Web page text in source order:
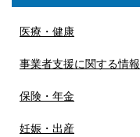
医療・健康
事業者支援に関する情報
保険・年金
妊娠・出産